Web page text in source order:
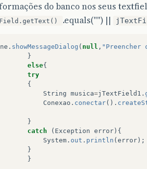
do banco nos seus
.equals("") ||
. showMessageDialog ( null , "Preencher
}
else{
try
{
String musica=jTextField1 .
Conexao . conectar().
}
catch
( Exception error ){
System . out . println ( error );
}
}